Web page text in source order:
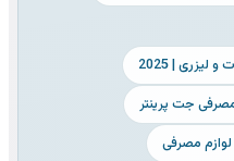
جت پرینتر
مصرفی